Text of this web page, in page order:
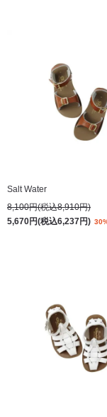
Salt Water
8,100円(税込8,910円)
5,670円(税込6,237円)